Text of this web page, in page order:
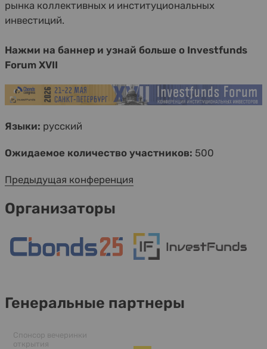
рынка коллективных и институциональных
инвестиций.
Нажми на баннер и узнай больше о Investfunds
Forum XVII
Языки: русский
Ожидаемое количество участников: 500
Предыдущая конференция
Организаторы
Генеральные партнеры
Спонсор вечеринки
открытия